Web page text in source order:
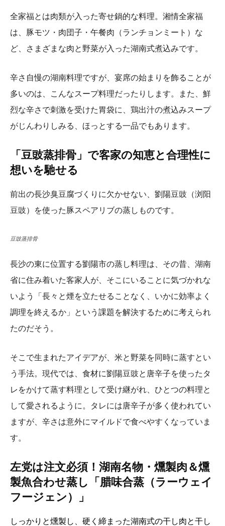
全家福とは肉類が入った寄せ鍋的な料理。湘情全家福
は、豚モツ・肉団子・午餐肉（ランチョンミート）な
ど、さまざまな肉と野菜が入った湖南式煮込みです。
辛さ自慢の湖南料理ですが、宴席の始まりを飾ることが
多いのは、こんなスープ料理だったりします。また、鮮
烈な辛さで刺激を受けた胃袋に、鶏出汁の煮込みスープ
がじんわりしみる、ほっとする一品でもあります。
「豆豉蒸排骨」で客家の知恵と合理性に
想いを馳せる
前出の長沙臭豆腐づくりに欠かせない、劉陽豆豉（浏阳
豆豉）を使った豚スペアリブの蒸しものです。
豆豉蒸排骨
長沙の東に位置する劉陽市の蒸し料理は、その昔、湖南
省に住み着いた客家人が、そこにいることに気づかれな
いよう「長々と煙を立たせることなく、いかに効率よく
調理を終えるか」という課題を解決するために考えられ
たのだそう。
そこで生まれたアイデアが、米と野菜を同時に蒸すとい
う手法。現代では、食材に劉陽豆豉と唐辛子を使ったタ
レをかけて蒸す料理として受け継がれ、ひとつの料理と
して愛されるように。タレには唐辛子が多く使われてい
ますが、辛さは意外にマイルドで食べやすくなっていま
す。
左党は注文必須！湖南名物・燻製肉＆燻
製魚合わせ蒸し「腊味合蒸（ラーウェイ
フージェン）」
しっかりと燻製し、硬く締まった湖南式の干し肉と干し